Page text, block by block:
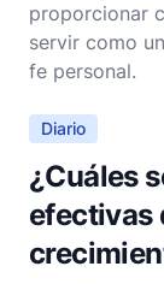
proporcionar
servir como
fe personal.
Diario
¿Cuáles
efectivas